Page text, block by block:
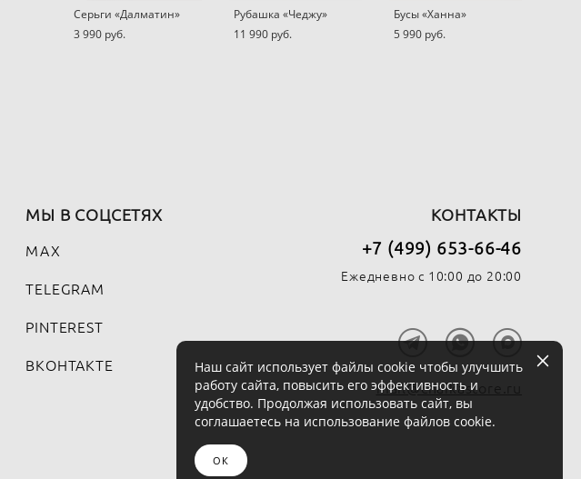
Серьги «Далматин»
3 990 pуб.
Рубашка «Чеджу»
11 990 pуб.
Бусы «Ханна»
5 990 pуб.
МЫ В СОЦСЕТЯХ
MAX
TELEGRAM
PINTEREST
ВКОНТАКТЕ
КОНТАКТЫ
+7 (499) 653-66-46
Ежедневно с 10:00 до 20:00
mail@chaikastore.ru
Наш сайт использует файлы cookie чтобы улучшить
работу сайта, повысить его эффективность и
удобство. Продолжая использовать сайт, вы
соглашаетесь на использование файлов cookie.
ОК